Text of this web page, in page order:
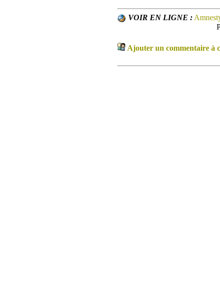
VOIR EN LIGNE :
Ajouter un commentaire à